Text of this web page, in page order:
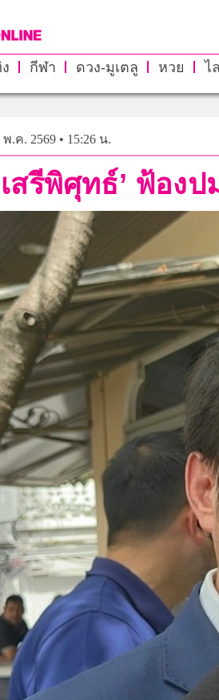
กีฬา ดวง-มูเตลู หวย ไ
พ.ค. 2569 • 15:26 น.
เสรีพิศุทธ์’ ฟ้อง